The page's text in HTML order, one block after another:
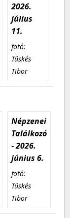
2026.
július
11.
fotó:
Tüskés
Tibor
Népzenei
Találkozó
- 2026.
június 6.
fotó:
Tüskés
Tibor